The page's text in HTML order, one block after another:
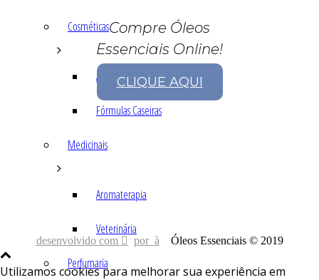
Cosméticas
Aromaterapia
Fórmulas Caseiras
Medicinais
Aromaterapia
Veterinária
Perfumaria
Compre Óleos
Essenciais Online!
CLIQUE AQUI
desenvolvido com por Óleos Essenciais © 2019
Utilizamos cookies para melhorar sua experiência em